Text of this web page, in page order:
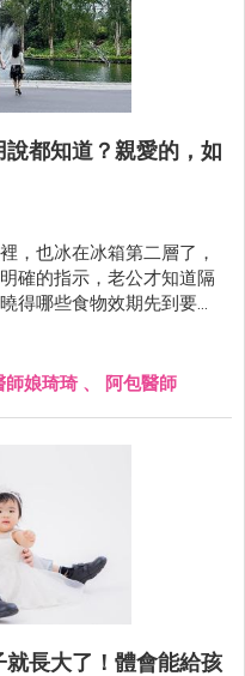
都知道？親愛的，如
，也冰在冰箱第二層了，
確的指示，老公才知道隔
得哪些食物效期先到要先
傳說中塞滿食物的「阿嬤
塊和飲料而已。
師娘琦琦、 阿包醫師
長大了！體會能給孩